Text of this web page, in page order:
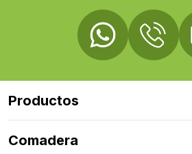
Productos
Suelos Exteriores
Comadera